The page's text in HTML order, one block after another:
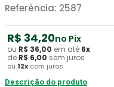
Referência: 2587
R$ 34,20no Pix
ou R$ 36,00 em até 6x
de R$ 6,00 sem juros
ou 12x com juros
Descrição do produto
3 º Luva Latex
4º Estetoscopio
5 º Littmann
º Absorvente